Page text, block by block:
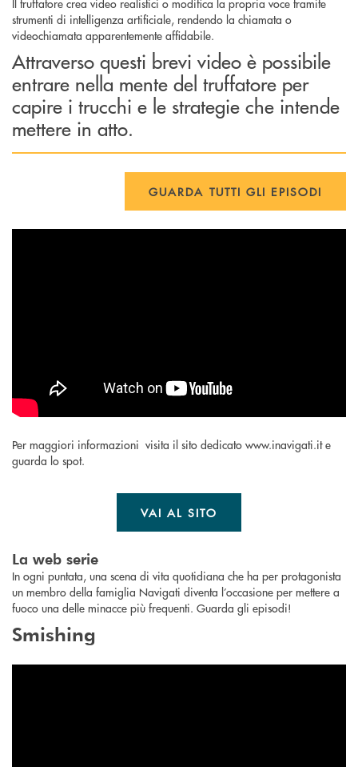
strumenti di intelligenza artificiale, rendendo la chiamata o
videochiamata apparentemente affidabile.
Attraverso questi brevi video è possibile
entrare nella mente del truffatore per
capire i trucchi e le strategie che intende
mettere in atto.
GUARDA TUTTI GLI EPISODI
Per maggiori informazioni visita il sito dedicato www.inavigati.it e
guarda lo spot.
VAI AL SITO
La web serie
In ogni puntata, una scena di vita quotidiana che ha per protagonista
un membro della famiglia Navigati diventa l’occasione per mettere a
fuoco una delle minacce più frequenti. Guarda gli episodi!
Smishing